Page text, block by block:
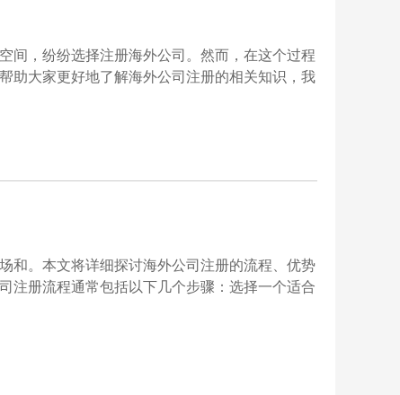
间，纷纷选择注册海外公司。然而，在这个过程
助大家更好地了解海外公司注册的相关知识，我
和。本文将详细探讨海外公司注册的流程、优势
注册流程通常包括以下几个步骤：选择一个适合